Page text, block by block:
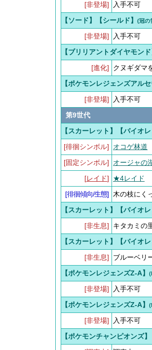
[非登場]
入手不可
【ソード】【シールド】
(冠の
[非登場]
入手不可
【ブリリアントダイヤモン
[進化]
クヌギダマ
【ポケモンレジェンズアルセ
[非登場]
入手不可
第9世代
【スカーレット】【バイオレ
[徘徊シンボル]
オコゲ林道
[固定シンボル]
オージャの
[レイド]
★4レイド
[徘徊傾向/生態]
木の枝にく
【スカーレット】【バイオレ
[非生息]
キタカミの
【スカーレット】【バイオレ
[非生息]
ブルーベリ
【ポケモンレジェンズZ-A】
[非登場]
入手不可
【ポケモンレジェンズZ-A】
[非登場]
入手不可
【ポケモンチャンピオンズ】